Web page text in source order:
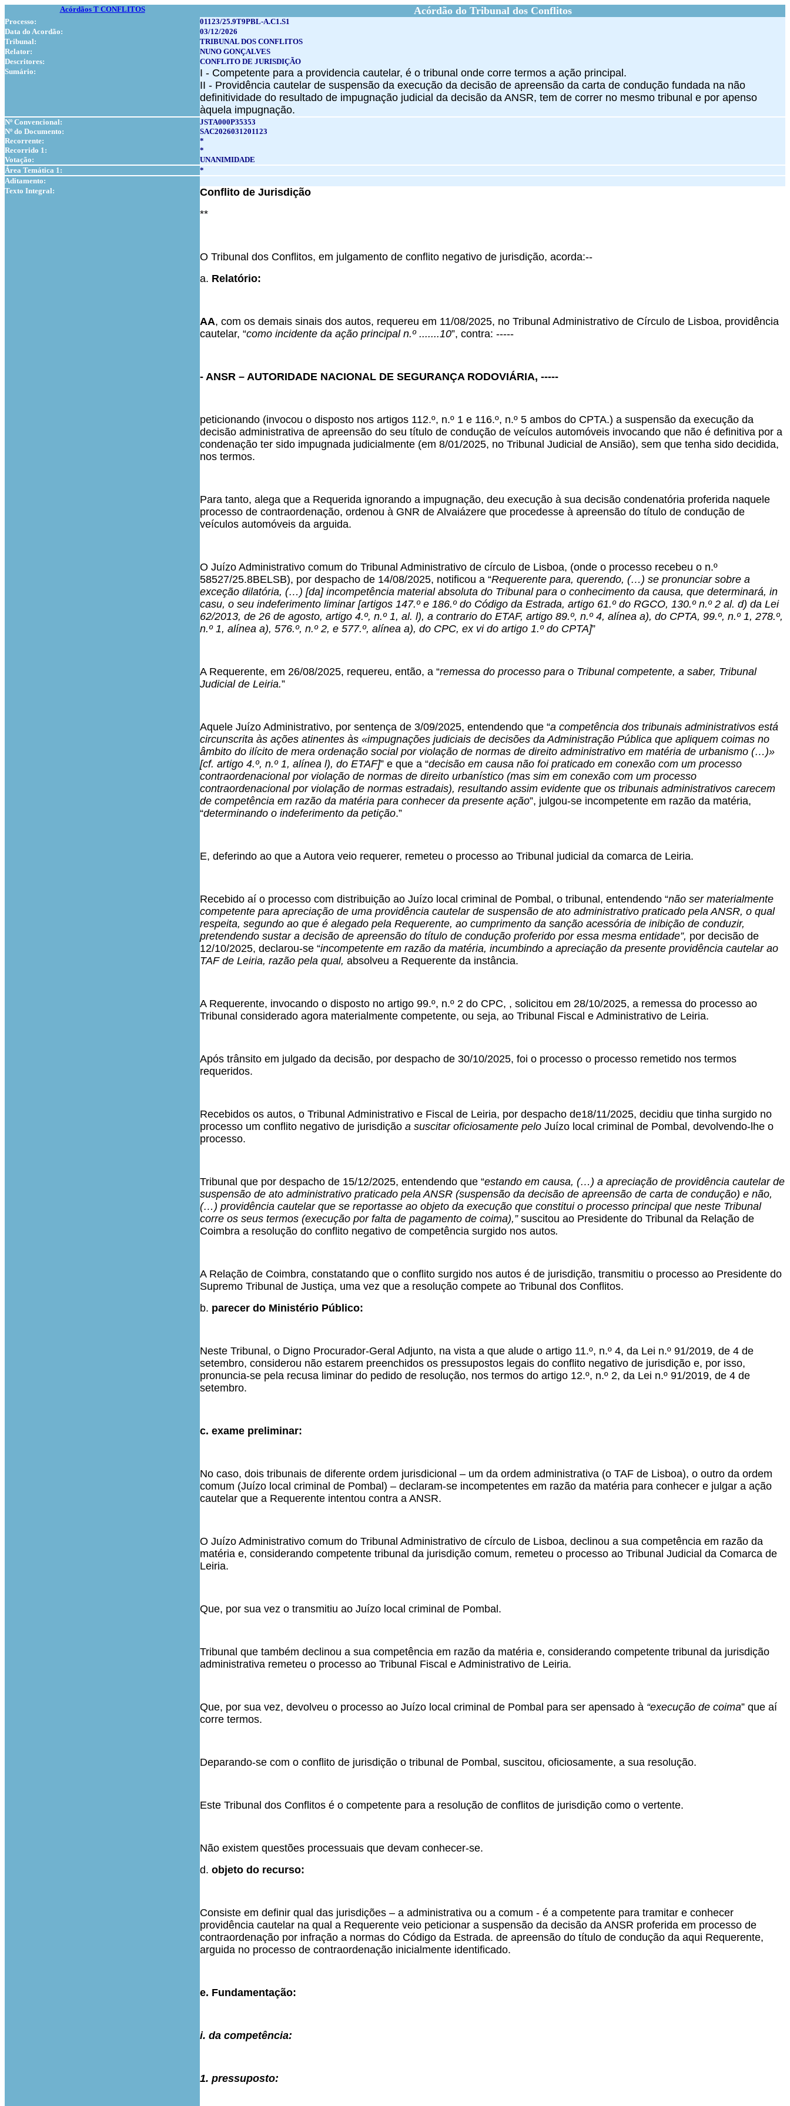
Acórdãos T CONFLITOS Acórdão do Tribunal dos Conflitos
Processo:
01123/25.9T9PBL-A.C1.S1
Data do Acordão:
03/12/2026
Tribunal:
TRIBUNAL DOS CONFLITOS
Relator:
NUNO GONÇALVES
Descritores:
CONFLITO DE JURISDIÇÃO
Sumário:
I - Competente para a providencia cautelar, é o tribunal onde corre termos a ação principal.
II - Providência cautelar de suspensão da execução da decisão de apreensão da carta de condução fundada na não
definitividade do resultado de impugnação judicial da decisão da ANSR, tem de correr no mesmo tribunal e por apenso
àquela impugnação.
Nº Convencional:
JSTA000P35353
Nº do Documento:
SAC2026031201123
Recorrente:
*
Recorrido 1:
*
Votação:
UNANIMIDADE
Área Temática 1:
*
Aditamento:
Texto Integral:
Conflito de Jurisdição
**
O Tribunal dos Conflitos, em julgamento de conflito negativo de jurisdição, acorda:--
a. Relatório:
AA, com os demais sinais dos autos, requereu em 11/08/2025, no Tribunal Administrativo de Círculo de Lisboa, providência
cautelar, “como incidente da ação principal n.º .......10”, contra: -----
- ANSR – AUTORIDADE NACIONAL DE SEGURANÇA RODOVIÁRIA, -----
peticionando (invocou o disposto nos artigos 112.º, n.º 1 e 116.º, n.º 5 ambos do CPTA.) a suspensão da execução da
decisão administrativa de apreensão do seu título de condução de veículos automóveis invocando que não é definitiva por a
condenação ter sido impugnada judicialmente (em 8/01/2025, no Tribunal Judicial de Ansião), sem que tenha sido decidida,
nos termos.
Para tanto, alega que a Requerida ignorando a impugnação, deu execução à sua decisão condenatória proferida naquele
processo de contraordenação, ordenou à GNR de Alvaiázere que procedesse à apreensão do título de condução de
veículos automóveis da arguida.
O Juízo Administrativo comum do Tribunal Administrativo de círculo de Lisboa, (onde o processo recebeu o n.º
58527/25.8BELSB), por despacho de 14/08/2025, notificou a “Requerente para, querendo, (…) se pronunciar sobre a
exceção dilatória, (…) [da] incompetência material absoluta do Tribunal para o conhecimento da causa, que determinará, in
casu, o seu indeferimento liminar [artigos 147.º e 186.º do Código da Estrada, artigo 61.º do RGCO, 130.º n.º 2 al. d) da Lei
62/2013, de 26 de agosto, artigo 4.º, n.º 1, al. l), a contrario do ETAF, artigo 89.º, n.º 4, alínea a), do CPTA, 99.º, n.º 1, 278.º,
n.º 1, alínea a), 576.º, n.º 2, e 577.º, alínea a), do CPC, ex vi do artigo 1.º do CPTA]”
A Requerente, em 26/08/2025, requereu, então, a “remessa do processo para o Tribunal competente, a saber, Tribunal
Judicial de Leiria.”
Aquele Juízo Administrativo, por sentença de 3/09/2025, entendendo que “a competência dos tribunais administrativos está
circunscrita às ações atinentes às «impugnações judiciais de decisões da Administração Pública que apliquem coimas no
âmbito do ilícito de mera ordenação social por violação de normas de direito administrativo em matéria de urbanismo (…)»
[cf. artigo 4.º, n.º 1, alínea l), do ETAF]” e que a “decisão em causa não foi praticado em conexão com um processo
contraordenacional por violação de normas de direito urbanístico (mas sim em conexão com um processo
contraordenacional por violação de normas estradais), resultando assim evidente que os tribunais administrativos carecem
de competência em razão da matéria para conhecer da presente ação”, julgou-se incompetente em razão da matéria,
“determinando o indeferimento da petição.”
E, deferindo ao que a Autora veio requerer, remeteu o processo ao Tribunal judicial da comarca de Leiria.
Recebido aí o processo com distribuição ao Juízo local criminal de Pombal, o tribunal, entendendo “não ser materialmente
competente para apreciação de uma providência cautelar de suspensão de ato administrativo praticado pela ANSR, o qual
respeita, segundo ao que é alegado pela Requerente, ao cumprimento da sanção acessória de inibição de conduzir,
pretendendo sustar a decisão de apreensão do título de condução proferido por essa mesma entidade”, por decisão de
12/10/2025, declarou-se “incompetente em razão da matéria, incumbindo a apreciação da presente providência cautelar ao
TAF de Leiria, razão pela qual, absolveu a Requerente da instância.
A Requerente, invocando o disposto no artigo 99.º, n.º 2 do CPC, , solicitou em 28/10/2025, a remessa do processo ao
Tribunal considerado agora materialmente competente, ou seja, ao Tribunal Fiscal e Administrativo de Leiria.
Após trânsito em julgado da decisão, por despacho de 30/10/2025, foi o processo o processo remetido nos termos
requeridos.
Recebidos os autos, o Tribunal Administrativo e Fiscal de Leiria, por despacho de18/11/2025, decidiu que tinha surgido no
processo um conflito negativo de jurisdição a suscitar oficiosamente pelo Juízo local criminal de Pombal, devolvendo-lhe o
processo.
Tribunal que por despacho de 15/12/2025, entendendo que “estando em causa, (…) a apreciação de providência cautelar de
suspensão de ato administrativo praticado pela ANSR (suspensão da decisão de apreensão de carta de condução) e não,
(…) providência cautelar que se reportasse ao objeto da execução que constitui o processo principal que neste Tribunal
corre os seus termos (execução por falta de pagamento de coima),”suscitou ao Presidente do Tribunal da Relação de
Coimbra a resolução do conflito negativo de competência surgido nos autos.
A Relação de Coimbra, constatando que o conflito surgido nos autos é de jurisdição, transmitiu o processo ao Presidente do
Supremo Tribunal de Justiça, uma vez que a resolução compete ao Tribunal dos Conflitos.
b. parecer do Ministério Público:
Neste Tribunal, o Digno Procurador-Geral Adjunto, na vista a que alude o artigo 11.º, n.º 4, da Lei n.º 91/2019, de 4 de
setembro, considerou não estarem preenchidos os pressupostos legais do conflito negativo de jurisdição e, por isso,
pronuncia-se pela recusa liminar do pedido de resolução, nos termos do artigo 12.º, n.º 2, da Lei n.º 91/2019, de 4 de
setembro.
c. exame preliminar:
No caso, dois tribunais de diferente ordem jurisdicional – um da ordem administrativa (o TAF de Lisboa), o outro da ordem
comum (Juízo local criminal de Pombal) – declaram-se incompetentes em razão da matéria para conhecer e julgar a ação
cautelar que a Requerente intentou contra a ANSR.
O Juízo Administrativo comum do Tribunal Administrativo de círculo de Lisboa, declinou a sua competência em razão da
matéria e, considerando competente tribunal da jurisdição comum, remeteu o processo ao Tribunal Judicial da Comarca de
Leiria.
Que, por sua vez o transmitiu ao Juízo local criminal de Pombal.
Tribunal que também declinou a sua competência em razão da matéria e, considerando competente tribunal da jurisdição
administrativa remeteu o processo ao Tribunal Fiscal e Administrativo de Leiria.
Que, por sua vez, devolveu o processo ao Juízo local criminal de Pombal para ser apensado à “execução de coima” que aí
corre termos.
Deparando-se com o conflito de jurisdição o tribunal de Pombal, suscitou, oficiosamente, a sua resolução.
Este Tribunal dos Conflitos é o competente para a resolução de conflitos de jurisdição como o vertente.
Não existem questões processuais que devam conhecer-se.
d. objeto do recurso:
Consiste em definir qual das jurisdições – a administrativa ou a comum - é a competente para tramitar e conhecer
providência cautelar na qual a Requerente veio peticionar a suspensão da decisão da ANSR proferida em processo de
contraordenação por infração a normas do Código da Estrada. de apreensão do título de condução da aqui Requerente,
arguida no processo de contraordenação inicialmente identificado.
e. Fundamentação:
i. da competência:
1. pressuposto: